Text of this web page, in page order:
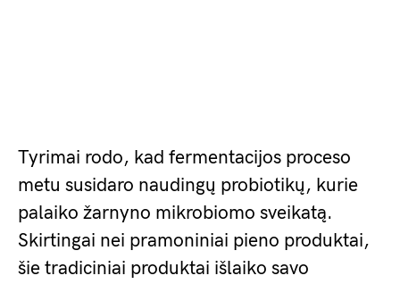
Tyrimai rodo, kad fermentacijos proceso
metu susidaro naudingų probiotikų, kurie
palaiko žarnyno mikrobiomo sveikatą.
Skirtingai nei pramoniniai pieno produktai,
šie tradiciniai produktai išlaiko savo